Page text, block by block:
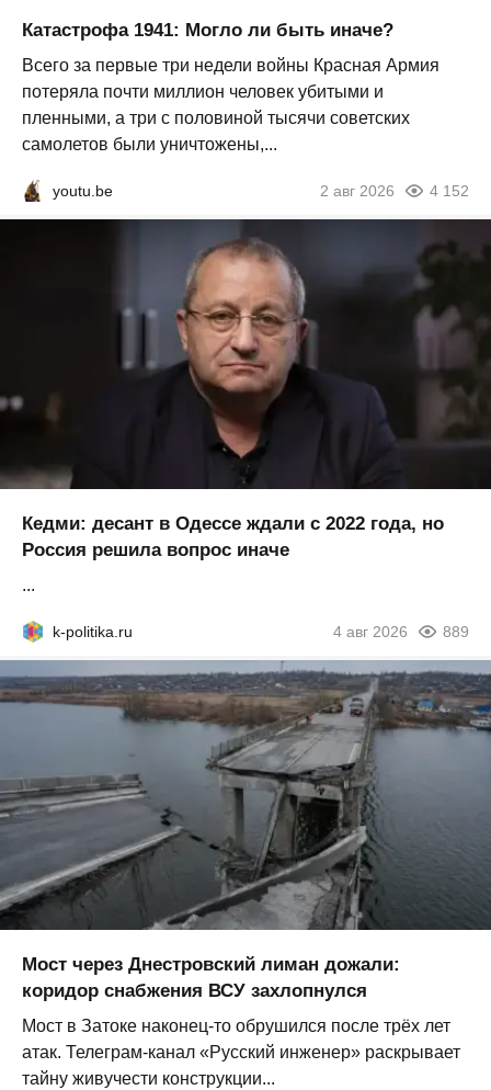
Катастрофа 1941: Могло ли быть иначе?
Всего за первые три недели войны Красная Армия
потеряла почти миллион человек убитыми и
пленными, а три с половиной тысячи советских
самолетов были уничтожены,...
youtu.be 2 авг 2026 4 152
Кедми: десант в Одессе ждали с 2022 года, но
Россия решила вопрос иначе
...
k-politika.ru 4 авг 2026 889
Мост через Днестровский лиман дожали:
коридор снабжения ВСУ захлопнулся
Мост в Затоке наконец-то обрушился после трёх лет
атак. Телеграм-канал «Русский инженер» раскрывает
тайну живучести конструкции...